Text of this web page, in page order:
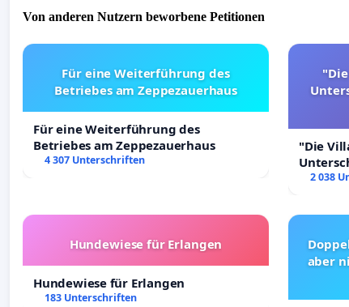
Von anderen Nutzern beworbene Petitionen
Für eine Weiterführung des
Betriebes am Zeppezauerhaus
Für eine Weiterführung des
Betriebes am Zeppezauerhaus
4 307 Unterschriften
"Die
Erhalt
2 038
Hundewiese für Erlangen
Hundewiese für Erlangen
183 Unterschriften
aber